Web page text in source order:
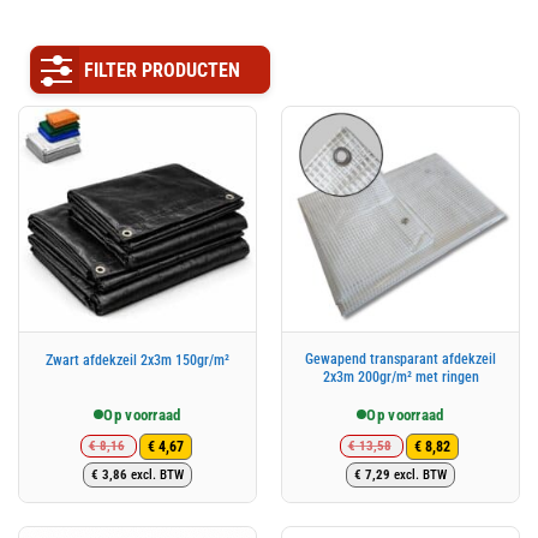
FILTER PRODUCTEN
Zwart afdekzeil 2x3m 150gr/m²
Op voorraad
€8,16
Oorspronkelijke
prijs
was:
€ 4,67
Huidige
prijs
is:
€ 3,86 excl. BTW
Gewapend transparant afdekzeil
2x3m 200gr/m² met ringen
Op voorraad
€13,58
Oorspronkelijke
prijs
was:
€ 8,82
Huidige
prijs
is:
€ 7,29 excl. BTW